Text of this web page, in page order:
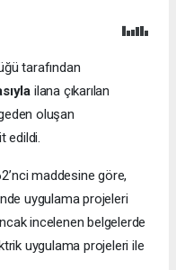
tarafından
ilana çıkarılan
oluşan
edildi.
maddesine göre,
uygulama projeleri
incelenen belgelerde
uygulama projeleri ile